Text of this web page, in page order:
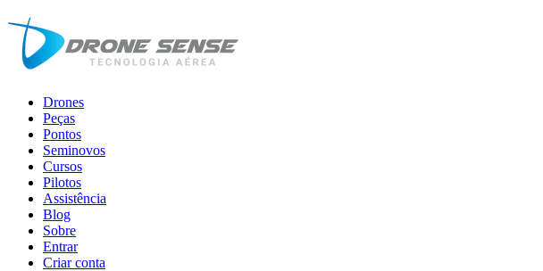
Drones
Peças
Pontos
Seminovos
Cursos
Pilotos
Assistência
Blog
Sobre
Entrar
Criar conta